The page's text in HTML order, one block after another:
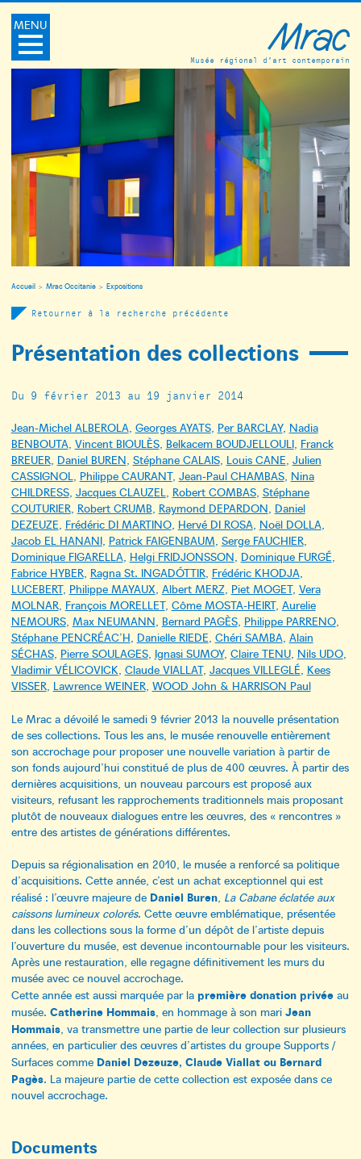
MENU
Musée régional d’art contemporain
Accueil Mrac Occitanie Expositions
Retourner à la recherche précédente
Présentation des collections
Du 9 février 2013 au 19 janvier 2014
Jean-Michel ALBEROLA, Georges AYATS, Per BARCLAY, Nadia
BENBOUTA, Vincent BIOULÈS, Belkacem BOUDJELLOULI, Franck
BREUER, Daniel BUREN, Stéphane CALAIS, Louis CANE, Julien
CASSIGNOL, Philippe CAURANT, Jean-Paul CHAMBAS, Nina
CHILDRESS, Jacques CLAUZEL, Robert COMBAS, Stéphane
COUTURIER, Robert CRUMB, Raymond DEPARDON, Daniel
DEZEUZE, Frédéric DI MARTINO, Hervé DI ROSA, Noël DOLLA,
Jacob EL HANANI, Patrick FAIGENBAUM, Serge FAUCHIER,
Dominique FIGARELLA, Helgi FRIDJONSSON, Dominique FURGÉ,
Fabrice HYBER, Ragna St. INGADÓTTIR, Frédéric KHODJA,
LUCEBERT, Philippe MAYAUX, Albert MERZ, Piet MOGET, Vera
MOLNAR, François MORELLET, Côme MOSTA-HEIRT, Aurelie
NEMOURS, Max NEUMANN, Bernard PAGÈS, Philippe PARRENO,
Stéphane PENCRÉAC’H, Danielle RIEDE, Chéri SAMBA, Alain
SÉCHAS, Pierre SOULAGES, Ignasi SUMOY, Claire TENU, Nils UDO,
Vladimir VÉLICOVICK, Claude VIALLAT, Jacques VILLEGLÉ, Kees
VISSER, Lawrence WEINER, WOOD John & HARRISON Paul
Le Mrac a dévoilé le samedi 9 février 2013 la nouvelle présentation
de ses collections. Tous les ans, le musée renouvelle entièrement
son accrochage pour proposer une nouvelle variation à partir de
son fonds aujourd’hui constitué de plus de 400 œuvres. À partir des
dernières acquisitions, un nouveau parcours est proposé aux
visiteurs, refusant les rapprochements traditionnels mais proposant
plutôt de nouveaux dialogues entre les œuvres, des « rencontres »
entre des artistes de générations différentes.
Depuis sa régionalisation en 2010, le musée a renforcé sa politique
d’acquisitions. Cette année, c’est un achat exceptionnel qui est
réalisé : l’œuvre majeure de Daniel Buren, La Cabane éclatée aux
caissons lumineux colorés. Cette œuvre emblématique, présentée
dans les collections sous la forme d’un dépôt de l’artiste depuis
l’ouverture du musée, est devenue incontournable pour les visiteurs.
Après une restauration, elle regagne définitivement les murs du
musée avec ce nouvel accrochage.
Cette année est aussi marquée par la première donation privéeau
musée. Catherine Hommais, en hommage à son mari Jean
Hommais, va transmettre une partie de leur collection sur plusieurs
années, en particulier des œuvres d’artistes du groupe Supports /
Surfaces comme Daniel Dezeuze, Claude Viallat ou Bernard
Pagès. La majeure partie de cette collection est exposée dans ce
nouvel accrochage.
Documents